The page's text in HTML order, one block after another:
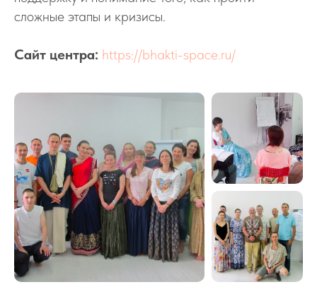
сложные этапы и кризисы.
Сайт центра: https://bhakti-space.ru/